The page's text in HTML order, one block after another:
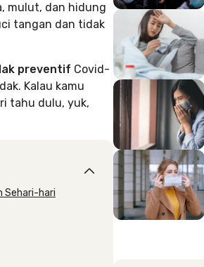
mulut, dan hidung
tangan dan tidak
preventif Covid-
Kalau kamu
tahu dulu, yuk,
Sehari-hari